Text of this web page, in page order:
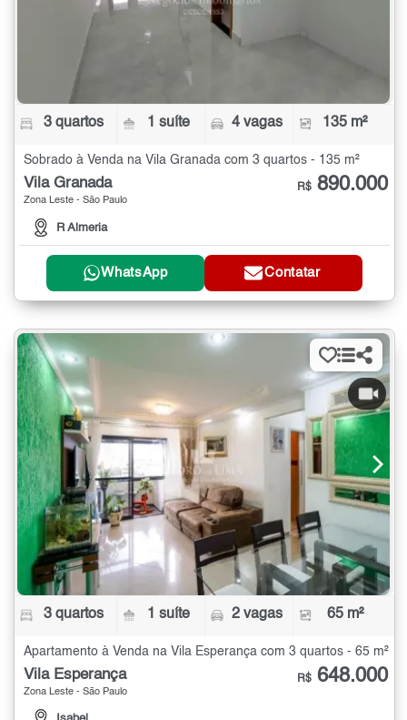
3 quartos 1 suíte 4 vagas 135 m²
Sobrado à Venda na Vila Granada com 3 quartos - 135 m²
Vila Granada
Zona Leste - São Paulo
R Almeria
R$ 890.000
WhatsApp Contatar
3 quartos 1 suíte 2 vagas 65 m²
Apartamento à Venda na Vila Esperança com 3 quartos - 65 m²
Vila Esperança
Zona Leste - São Paulo
R$ 648.000